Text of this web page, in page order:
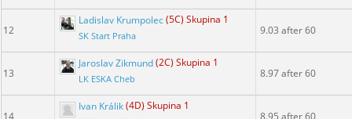
12
Ladislav Krumpolec(5C) Skupina 1
SK Start Praha 9.03 after 60
13
Jaroslav Zikmund(2C) Skupina 1
LK ESKA Cheb 8.97 after 60
Ivan Králik(4D) Skupina 1